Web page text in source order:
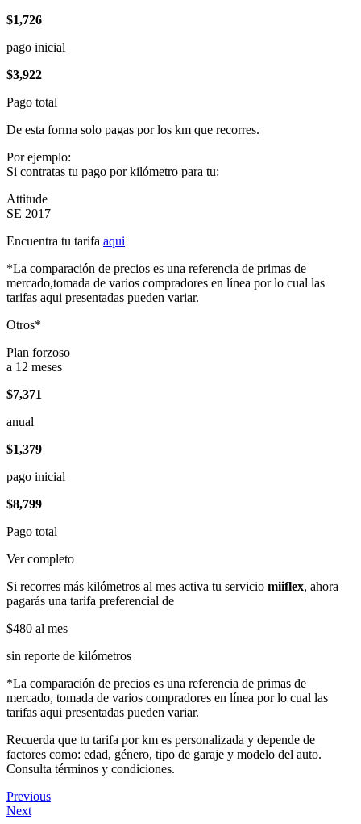
$1,726
pago inicial
$3,922
Pago total
De esta forma solo pagas por los km que recorres.
Por ejemplo:
Si contratas tu pago por kilómetro para tu:
Attitude
SE 2017
Encuentra tu tarifa aqui
*La comparación de precios es una referencia de primas de
mercado,tomada de varios compradores en línea por lo cual las
tarifas aqui presentadas pueden variar.
Otros*
Plan forzoso
a 12 meses
$7,371
anual
$1,379
pago inicial
$8,799
Pago total
Ver completo
Si recorres más kilómetros al mes activa tu servicio miiflex, ahora
pagarás una tarifa preferencial de
$480 al mes
sin reporte de kilómetros
*La comparación de precios es una referencia de primas de
mercado, tomada de varios compradores en línea por lo cual las
tarifas aqui presentadas pueden variar.
Recuerda que tu tarifa por km es personalizada y depende de
factores como: edad, género, tipo de garaje y modelo del auto.
Consulta términos y condiciones.
Previous
Next